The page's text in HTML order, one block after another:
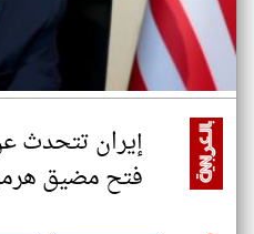
إيران تتحدث
فتح مضيق